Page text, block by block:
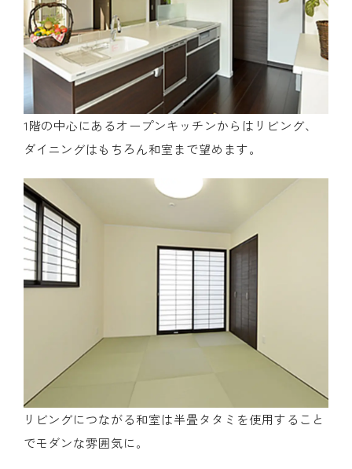
1階の中心にあるオープンキッチンからはリビング、
ダイニングはもちろん和室まで望めます。
リビングにつながる和室は半畳タタミを使用すること
でモダンな雰囲気に。